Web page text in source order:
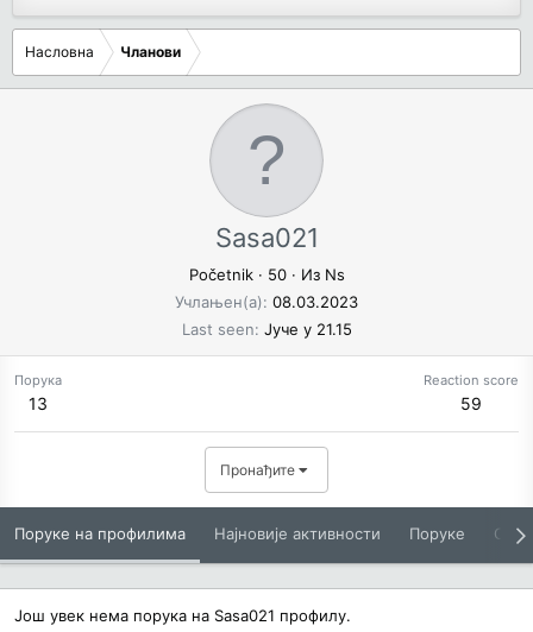
Насловна Чланови
Sasa021
Početnik · 50 · Из Ns
Учлањен(а) 08.03.2023
Last seen Јуче у 21.15
Порука
13
Reaction score
59
Пронађите
Поруке на профилима Најновије активности Поруке O
Још увек нема порука на Sasa021 профилу.